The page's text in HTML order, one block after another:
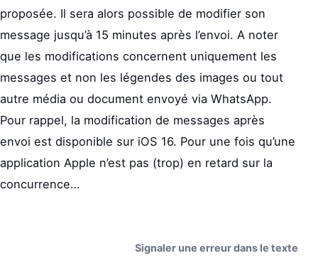
proposée. Il sera alors possible de modifier son
message jusqu’à 15 minutes après l’envoi. A noter
que les modifications concernent uniquement les
messages et non les légendes des images ou tout
autre média ou document envoyé via WhatsApp.
Pour rappel, la modification de messages après
envoi est disponible sur iOS 16. Pour une fois qu’une
application Apple n’est pas (trop) en retard sur la
concurrence…
Signaler une erreur dans le texte